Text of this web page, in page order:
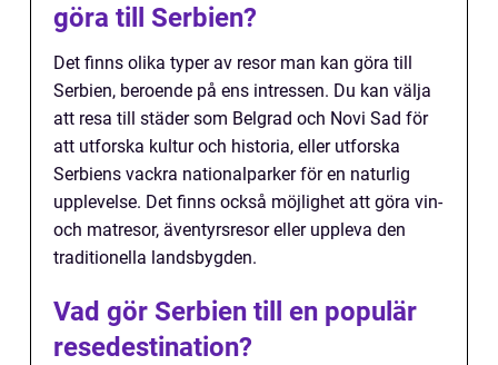
göra till Serbien?
Det finns olika typer av resor man kan göra till
Serbien, beroende på ens intressen. Du kan välja
att resa till städer som Belgrad och Novi Sad för
att utforska kultur och historia, eller utforska
Serbiens vackra nationalparker för en naturlig
upplevelse. Det finns också möjlighet att göra vin-
och matresor, äventyrsresor eller uppleva den
traditionella landsbygden.
Vad gör Serbien till en populär
resedestination?